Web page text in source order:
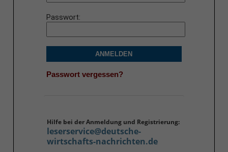
Passwort
ANMELDEN
Passwort vergessen?
Hilfe bei der Anmeldung und Registrierung:
leserservice@deutsche-
wirtschafts-nachrichten.de